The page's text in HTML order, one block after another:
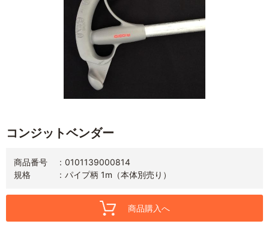
コンジットベンダー
商品番号
0101139000814
規格
パイプ柄 1m（本体別売り）
商品購入へ